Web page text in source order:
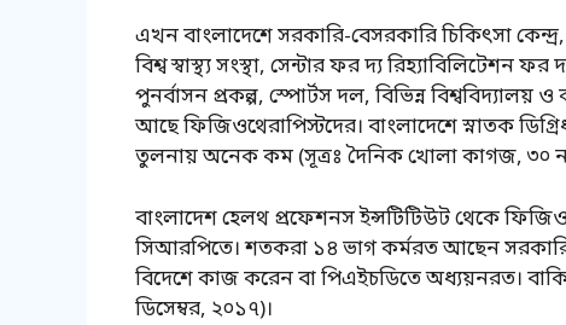
এখন বাংলাদেশে সরকারি-বেসরকারি চিকিৎসা
বিশ্ব স্বাস্থ্য সংস্থা, সেন্টার ফর দ্য রিহ্যাবিলিটেশন
পুনর্বাসন প্রকল্প, স্পোর্টস দল, বিভিন্ন
আছে ফিজিওথেরাপিস্টদের। বাংলাদেশে স্নাতক
তুলনায় অনেক কম (সূত্রঃ দৈনিক খোলা কাগজ, ৩০
বাংলাদেশ হেলথ প্রফেশনস ইন্সটিটিউট থেকে
সিআরপিতে। শতকরা ১৪ ভাগ কর্মরত আছেন
বিদেশে কাজ করেন বা পিএইচডিতে অধ্যয়নরত।
ডিসেম্বর, ২০১৭)।